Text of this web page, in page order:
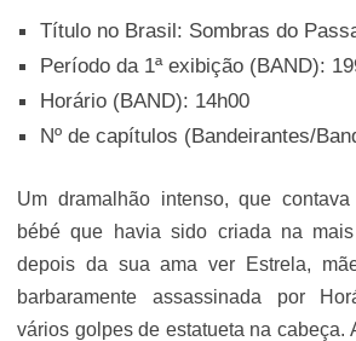
Título no Brasil: Sombras do
Período da 1ª exibição (BAND):
Horário (BAND): 14h00
Nº de capítulos (Bandeirantes/
Um dramalhão intenso, que
bébé que havia sido criada na mais
depois da sua ama ver Estrela,
barbaramente assassinada por
vários golpes de estatueta na cabeça.